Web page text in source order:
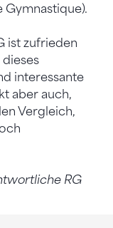
Gymnastique).
ist zufrieden
interessante
aber auch,
Vergleich,
RG